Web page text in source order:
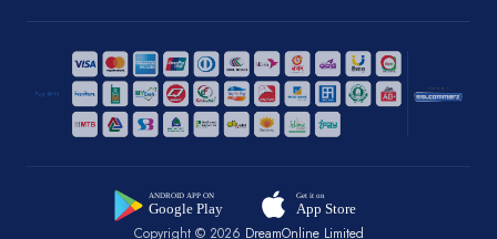
Copyright © 2026 DreamOnline Limited